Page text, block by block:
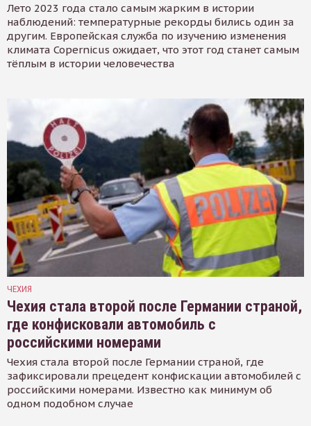
Лето 2023 года стало самым жарким в истории
наблюдений: температурные рекорды бились один за
другим. Европейская служба по изучению изменения
климата Copernicus ожидает, что этот год станет самым
тёплым в истории человечества
ЧЕХИЯ
Чехия стала второй после Германии страной,
где конфисковали автомобиль с
российскими номерами
Чехия стала второй после Германии страной, где
зафиксировали прецедент конфискации автомобилей с
российскими номерами. Известно как минимум об
одном подобном случае